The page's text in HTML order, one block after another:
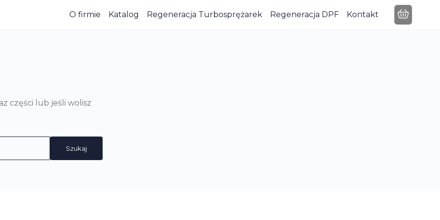
O firmie Katalog Regeneracja Turbosprężarek Regeneracja DPF Kontakt
części lub jeśli wolisz
Szukaj